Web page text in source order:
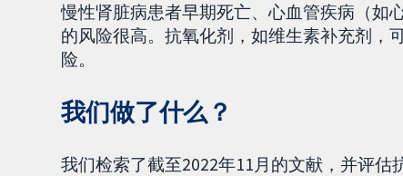
慢性肾脏病患者早期死亡、心血管疾病（如
的风险很高。抗氧化剂，如维生素补充剂，
险。
我们做了什么？
我们检索了截至2022年11月的文献，并评